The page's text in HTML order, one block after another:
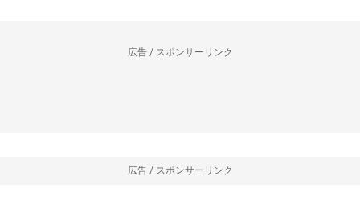
広告 / スポンサーリンク
広告 / スポンサーリンク